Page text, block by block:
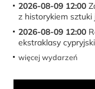
2026-08-09 12:00
z historykiem sztuki
2026-08-09 12:00
ekstraklasy
więcej wydarzeń